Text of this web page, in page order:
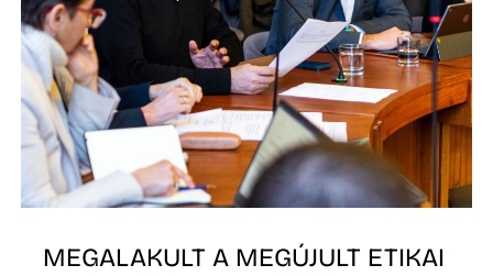
MEGALAKULT A MEGÚJULT ETIKAI